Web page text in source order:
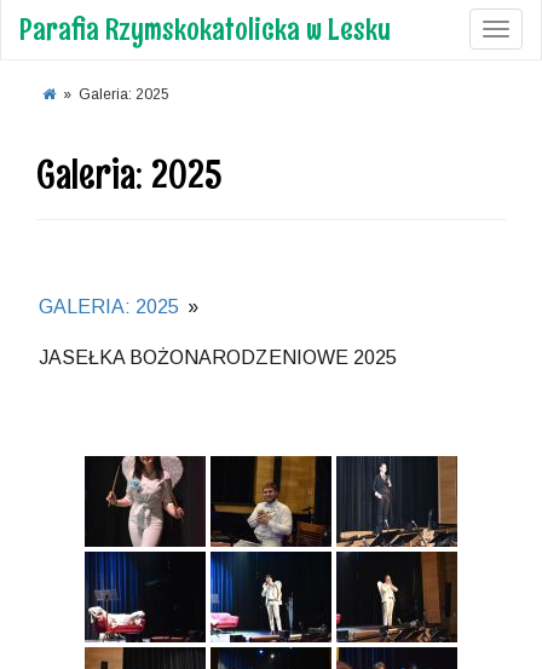
Parafia Rzymskokatolicka w Lesku
» Galeria: 2025
Galeria: 2025
GALERIA: 2025 »
JASEŁKA BOŻONARODZENIOWE 2025